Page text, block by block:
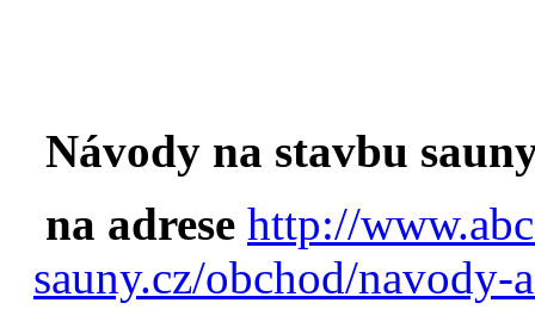
Návody na stavbu
na adrese http://
sauny.cz/obchod/